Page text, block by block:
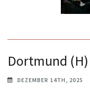
Dortmund (H)
DEZEMBER 14TH, 2025